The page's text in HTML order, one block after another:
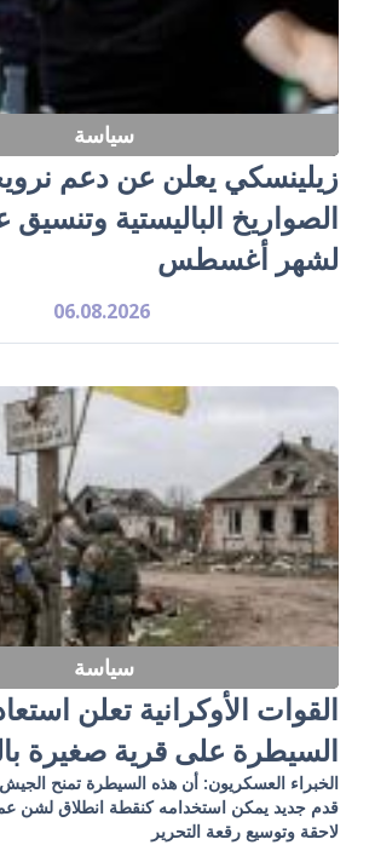
سياسة
زيلينسكي يعلن عن دعم
الصواريخ الباليستية
لشهر أغسطس
06.08.2026
سياسة
القوات الأوكرانية تعلن
السيطرة على قرية صغيرة
الخبراء العسكريون: أن هذه السيطرة تمنح
قدم جديد يمكن استخدامه كنقطة انطلاق لشن
لاحقة وتوسيع رقعة التحرير